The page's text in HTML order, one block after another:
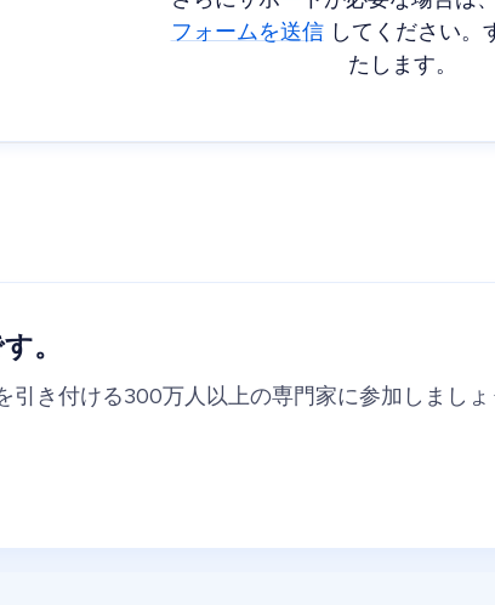
フォームを送信 してください。
たします。
。
引き付ける300万人以上の専門家に参加しましょ